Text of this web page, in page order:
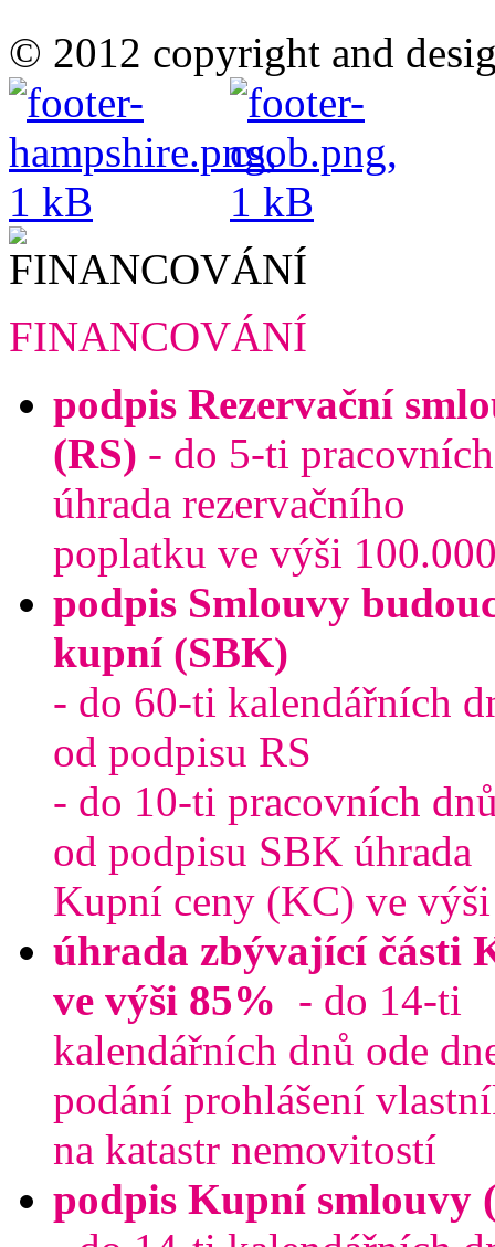
© 2012 copyright and
FINANCOVÁNÍ
podpis Rezervační
(RS) - do 5-ti
úhrada rezervačního
poplatku ve výši
podpis Smlouvy
kupní (SBK)
- do 60-ti kalendářních
od podpisu RS
- do 10-ti pracovních
od podpisu SBK úhrada
Kupní ceny (KC) ve
úhrada zbývající části
ve výši 85% - do 14-ti
kalendářních dnů ode
podání prohlášení
na katastr nemovitostí
podpis Kupní smlouvy